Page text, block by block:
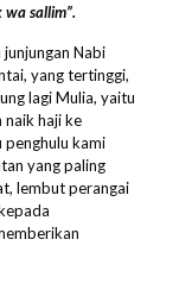
sallim”.
Nabi
yang tertinggi,
lagi Mulia, yaitu
haji ke
penghulu kami
yang paling
lembut perangai